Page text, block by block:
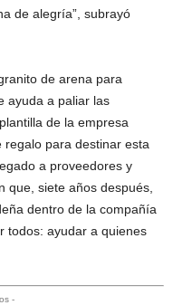
de alegría”, subrayó
de arena para
ayuda a paliar las
de la empresa
regalo para destinar esta
a proveedores y
que, siete años después,
dentro de la compañía
todos: ayudar a quienes
-